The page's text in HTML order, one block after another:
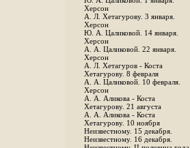
Херсон
А. Л. Хетагурову. 3 января.
Херсон
Ю. А. Цаликовой. 14 января.
Херсон
А. А. Цаликовой. 22 января.
Херсон
А. Л. Хетагуров - Коста
Хетагурову. 8 февраля
А. А. Цаликовой. 10 февраля.
Херсон
А. А. Аликова - Коста
Хетагурову. 21 августа
А. А. Аликова - Коста
Хетагурову. 10 ноября
Неизвестному. 15 декабря.
Неизвестному. 16 декабря.